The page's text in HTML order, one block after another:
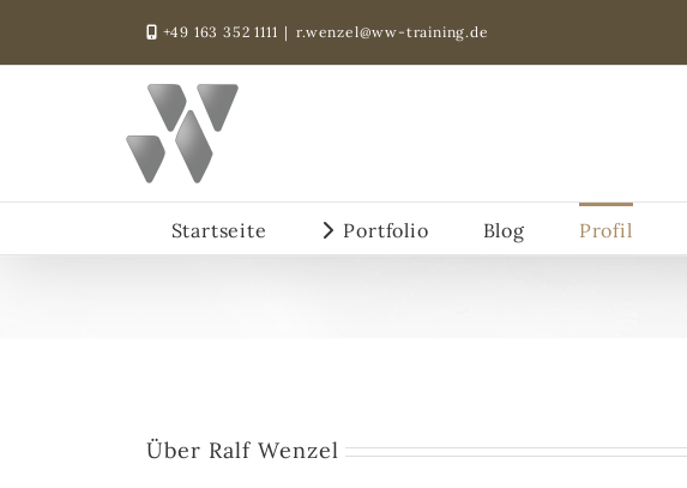
+49 163 352 1111 | r.wenzel@ww-training.de
Startseite Portfolio Blog Profil
Über Ralf Wenzel